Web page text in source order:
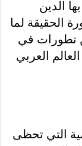
الدين
الحقيقة لما
تطورات في
العربي
التي تحظى